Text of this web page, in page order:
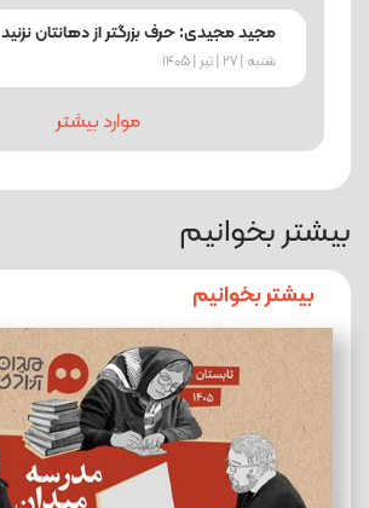
مجید مجیدی: حرف بزرگتر از دهانتان نزنید
شنبه | 27 | تیر | 1405
موارد بیشتر
بیشتر بخوانیم
بیشتر بخوانیم